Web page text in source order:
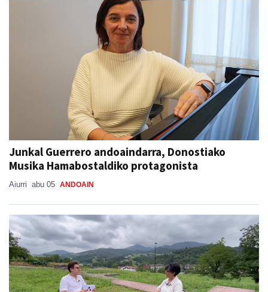
Junkal Guerrero andoaindarra, Donostiako
Musika Hamabostaldiko protagonista
Aiurri abu 05 ANDOAIN